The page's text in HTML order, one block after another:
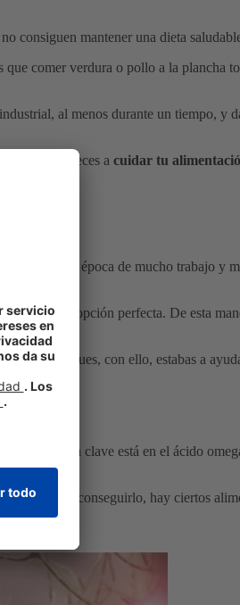
consiguen mantener una dieta
comer verdura o pollo a la plancha
al menos durante un tiempo, y
empieces a cuidar tu
por una época de mucho trabajo y
puede ser la opción perfecta. De esta
nueces. Pues, con ello, estabas a
La clave está en el ácido
Para conseguirlo, hay ciertos